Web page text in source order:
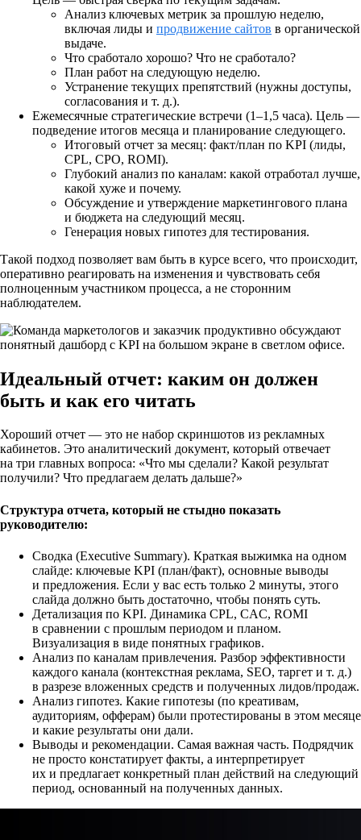
Анализ ключевых метрик за прошлую неделю,
включая лиды и продвижение сайтов в органической
выдаче.
Что сработало хорошо? Что не сработало?
План работ на следующую неделю.
Устранение текущих препятствий (нужны доступы,
согласования и т. д.).
Ежемесячные стратегические встречи (1–1,5 часа). Цель —
подведение итогов месяца и планирование следующего.
Итоговый отчет за месяц: факт/план по KPI (лиды,
CPL, CPO, ROMI).
Глубокий анализ по каналам: какой отработал лучше,
какой хуже и почему.
Обсуждение и утверждение маркетингового плана
и бюджета на следующий месяц.
Генерация новых гипотез для тестирования.
Такой подход позволяет вам быть в курсе всего, что происходит,
оперативно реагировать на изменения и чувствовать себя
полноценным участником процесса, а не сторонним
наблюдателем.
Идеальный отчет: каким он должен
быть и как его читать
Хороший отчет — это не набор скриншотов из рекламных
кабинетов. Это аналитический документ, который отвечает
на три главных вопроса: «Что мы сделали? Какой результат
получили? Что предлагаем делать дальше?»
Структура отчета, который не стыдно показать
руководителю:
Сводка (Executive Summary). Краткая выжимка на одном
слайде: ключевые KPI (план/факт), основные выводы
и предложения. Если у вас есть только 2 минуты, этого
слайда должно быть достаточно, чтобы понять суть.
Детализация по KPI. Динамика CPL, CAC, ROMI
в сравнении с прошлым периодом и планом.
Визуализация в виде понятных графиков.
Анализ по каналам привлечения. Разбор эффективности
каждого канала (контекстная реклама, SEO, таргет и т. д.)
в разрезе вложенных средств и полученных лидов/продаж.
Анализ гипотез. Какие гипотезы (по креативам,
аудиториям, офферам) были протестированы в этом месяце
и какие результаты они дали.
Выводы и рекомендации. Самая важная часть. Подрядчик
не просто констатирует факты, а интерпретирует
их и предлагает конкретный план действий на следующий
период, основанный на полученных данных.